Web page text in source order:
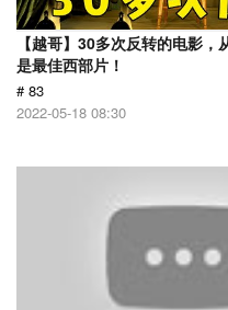
【越哥】30多次反转的电影，
是最佳西部片！
# 83
2022-05-18 08:30